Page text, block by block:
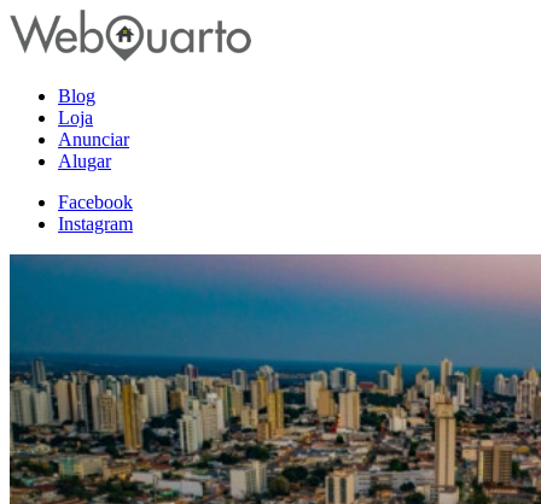
Blog
Loja
Anunciar
Alugar
Facebook
Instagram